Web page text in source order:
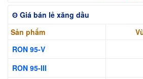
ʘ Giá bán lẻ xăng dầu
Sản phẩm
RON 95-V
RON 95-III